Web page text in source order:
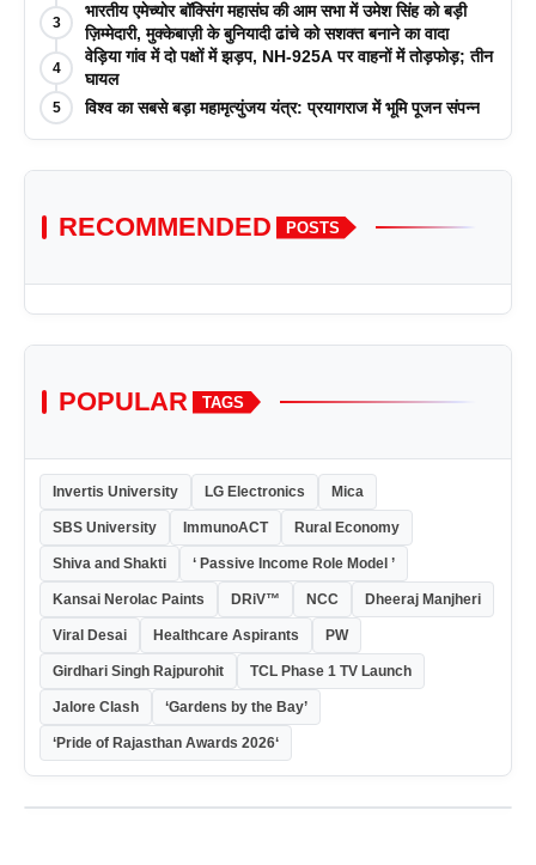
पत्रिकाओं में प्रकाशन रणनीतियों पर एक दिवसीय कार्यशाला का
आयोजन किया
3
भारतीय एमेच्योर बॉक्सिंग महासंघ की आम सभा में उमेश सिंह को बड़ी
ज़िम्मेदारी, मुक्केबाज़ी के बुनियादी ढांचे को सशक्त बनाने का वादा
4
वेड़िया गांव में दो पक्षों में झड़प, NH-925A पर वाहनों में तोड़फोड़; तीन
घायल
5 विश्व का सबसे बड़ा महामृत्युंजय यंत्र: प्रयागराज में भूमि पूजन संपन्न
RECOMMENDED POSTS
POPULAR TAGS
Invertis University LG Electronics Mica
SBS University ImmunoACT Rural Economy
Shiva and Shakti ‘ Passive Income Role Model ’
Kansai Nerolac Paints DRiV™ NCC Dheeraj Manjheri
Viral Desai Healthcare Aspirants PW
Girdhari Singh Rajpurohit TCL Phase 1 TV Launch
Jalore Clash ‘Gardens by the Bay’
‘Pride of Rajasthan Awards 2026‘